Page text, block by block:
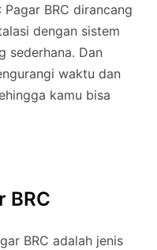
: Pagar BRC dirancang
dengan sistem
sederhana. Dan
waktu dan
kamu bisa
BRC
BRC adalah jenis